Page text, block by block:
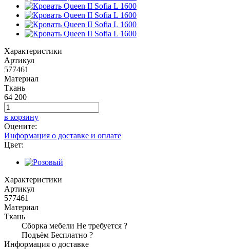
Характеристики
Артикул
577461
Материал
Ткань
64 200
в корзину
Оцените:
Информация о доставке и оплате
Цвет:
Характеристики
Артикул
577461
Материал
Ткань
Сборка мебели Не требуется ?
Подъём Бесплатно ?
Информация о доставке